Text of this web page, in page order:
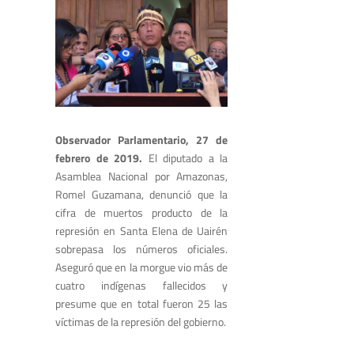
Observador Parlamentario, 27 de
febrero de 2019. El diputado a la
Asamblea Nacional por Amazonas,
Romel Guzamana, denunció que la
cifra de muertos producto de la
represión en Santa Elena de Uairén
sobrepasa los números oficiales.
Aseguró que en la morgue vio más de
cuatro indígenas fallecidos y
presume que en total fueron 25 las
víctimas de la represión del gobierno.